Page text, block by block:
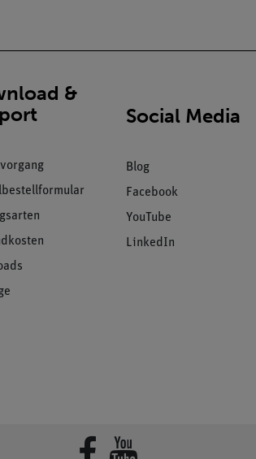
&
Social Media
Blog
Facebook
YouTube
LinkedIn